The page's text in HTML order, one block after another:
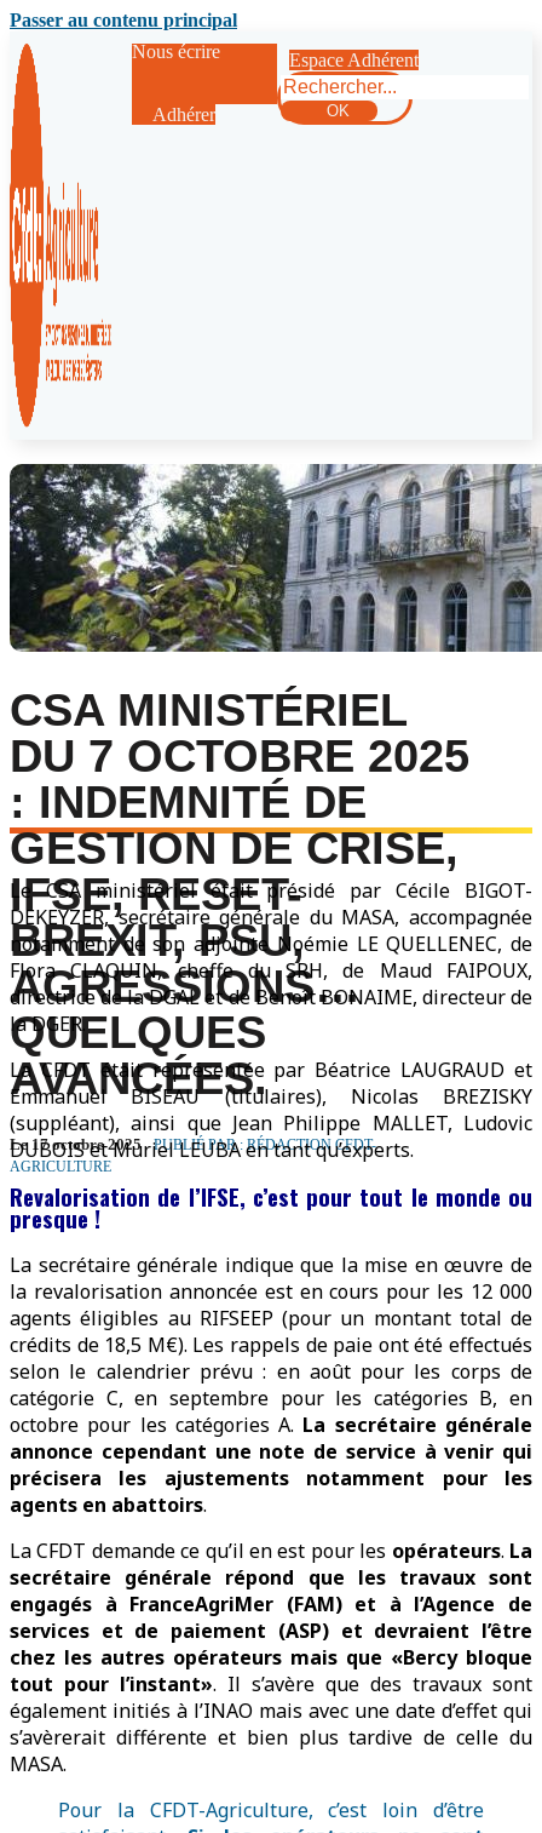
Passer au contenu principal
Nous écrire
Adhérer
Espace Adhérent
Rechercher
OK
CSA MINISTÉRIEL
DU 7 OCTOBRE 2025
: INDEMNITÉ DE
GESTION DE CRISE,
IFSE, RESET-
BREXIT, PSU,
AGRESSIONS…
QUELQUES
AVANCÉES.
Le 17 octobre 2025
PUBLIÉ PAR : RÉDACTION CFDT-
AGRICULTURE
Le CSA ministériel était présidé par Cécile BIGOT-
DEKEYZER, secrétaire générale du MASA, accompagnée
notamment de son adjointe Noémie LE QUELLENEC, de
Flora CLAQUIN, cheffe du SRH, de Maud FAIPOUX,
directrice de la DGAL et de Benoît BONAIME, directeur de
la DGER.
La CFDT était représentée par Béatrice LAUGRAUD et
Emmanuel BISEAU (titulaires), Nicolas BREZISKY
(suppléant), ainsi que Jean Philippe MALLET, Ludovic
DUBOIS et Muriel LEUBA en tant qu’experts.
Revalorisation de l’IFSE, c’est pour tout le monde ou
presque !
La secrétaire générale indique que la mise en œuvre de
la revalorisation annoncée est en cours pour les 12 000
agents éligibles au RIFSEEP (pour un montant total de
crédits de 18,5 M€). Les rappels de paie ont été effectués
selon le calendrier prévu : en août pour les corps de
catégorie C, en septembre pour les catégories B, en
octobre pour les catégories A. La secrétaire générale
annonce cependant une note de service à venir qui
précisera les ajustements notamment pour les
agents en abattoirs.
La CFDT demande ce qu’il en est pour les opérateurs. La
secrétaire générale répond que les travaux sont
engagés à FranceAgriMer (FAM) et à l’Agence de
services et de paiement (ASP) et devraient l’être
chez les autres opérateurs mais que «Bercy bloque
tout pour l’instant». Il s’avère que des travaux sont
également initiés à l’INAO mais avec une date d’effet qui
s’avèrerait différente et bien plus tardive de celle du
MASA.
Pour la CFDT-Agriculture, c’est loin d’être